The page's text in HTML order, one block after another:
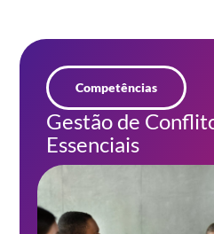
Competências
Gestão de
Essenciais